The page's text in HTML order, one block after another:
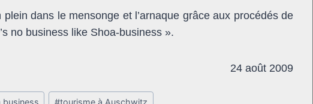
dans le mensonge et l’arnaque grâce aux procédés de
no business like Shoa-business ».
24 août 2009